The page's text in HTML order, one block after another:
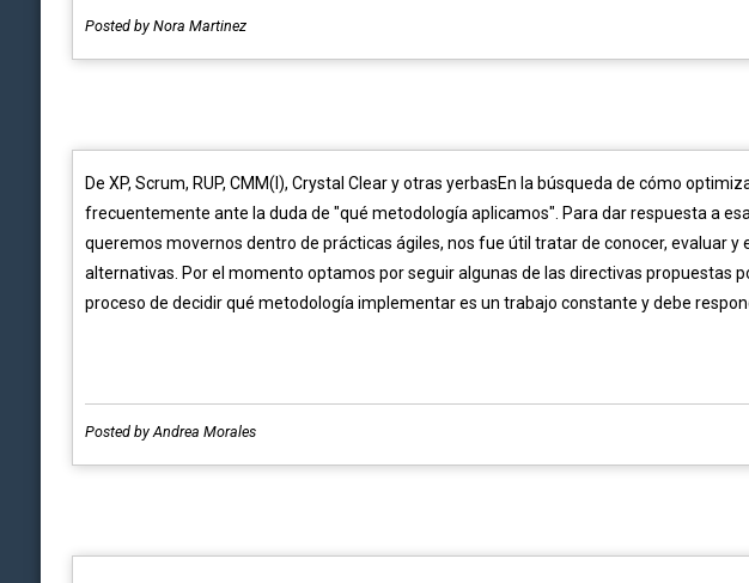
Posted by Nora Martinez
De XP, Scrum, RUP, CMM(I), Crystal Clear y otras yerbasEn la búsqueda de cómo
frecuentemente ante la duda de "qué metodología aplicamos". Para dar respuesta a
queremos movernos dentro de prácticas ágiles, nos fue útil tratar de conocer, evaluar y
alternativas. Por el momento optamos por seguir algunas de las directivas propuestas
proceso de decidir qué metodología implementar es un trabajo constante y debe
Posted by Andrea Morales